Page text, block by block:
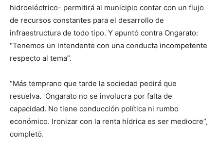
hidroeléctrico- permitirá al municipio contar con un flujo
de recursos constantes para el desarrollo de
infraestructura de todo tipo. Y apuntó contra Ongarato:
“Tenemos un intendente con una conducta incompetente
respecto al tema”.
“Más temprano que tarde la sociedad pedirá que
resuelva. Ongarato no se involucra por falta de
capacidad. No tiene conducción política ni rumbo
económico. Ironizar con la renta hídrica es ser mediocre”,
completó.